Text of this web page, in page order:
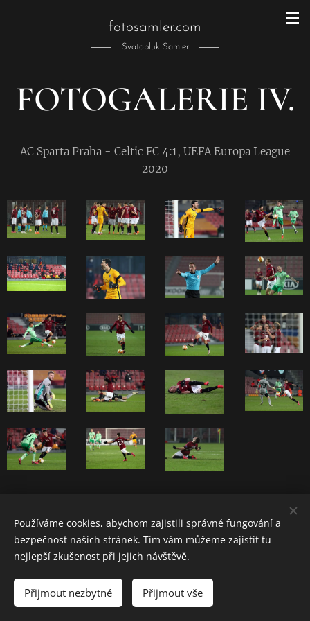
fotosamler.com
Svatopluk Samler
FOTOGALERIE IV.
AC Sparta Praha - Celtic FC 4:1, UEFA Europa League
2020
Svatopluk Samler
Všechna práva vyhrazena 2023
Vytvořeno službou Webnode
Používáme cookies, abychom zajistili správné fungování a
bezpečnost našich stránek. Tím vám můžeme zajistit tu
nejlepší zkušenost při jejich návštěvě.
Přijmout nezbytné Přijmout vše